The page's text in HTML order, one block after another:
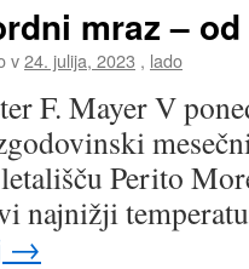
mraz –
v24. julija, 2023 , lado
F. Mayer V
Perito
najnižji
→